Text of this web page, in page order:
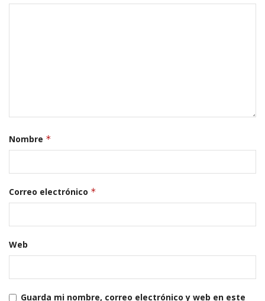
Nombre *
Correo electrónico *
Web
Guarda mi nombre, correo electrónico y web en este